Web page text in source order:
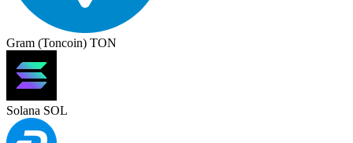
Gram (Toncoin) TON
Solana SOL